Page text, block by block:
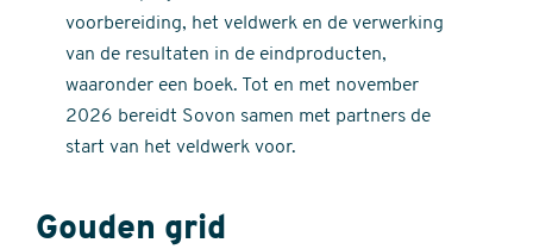
voorbereiding, het veldwerk en de verwerking
van de resultaten in de eindproducten,
waaronder een boek. Tot en met november
2026 bereidt Sovon samen met partners de
start van het veldwerk voor.
Gouden grid